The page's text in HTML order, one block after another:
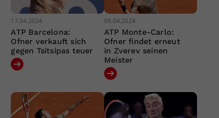
17.04.2024
ATP Barcelona:
Ofner verkauft sich
gegen Tsitsipas teuer
09.04.2024
ATP Monte-Carlo:
Ofner findet erneut
in Zverev seinen
Meister